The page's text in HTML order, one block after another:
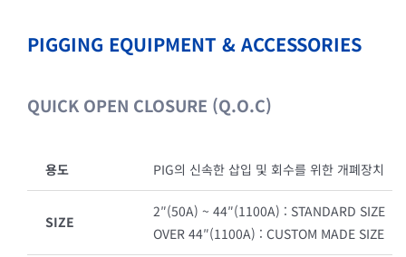
PIGGING EQUIPMENT & ACCESSORIES
QUICK OPEN CLOSURE (Q.O.C)
용도 PIG의 신속한 삽입 및 회수를 위한 개폐장치
SIZE
2″(50A) ~ 44″(1100A) : STANDARD SIZE
OVER 44″(1100A) : CUSTOM MADE SIZE